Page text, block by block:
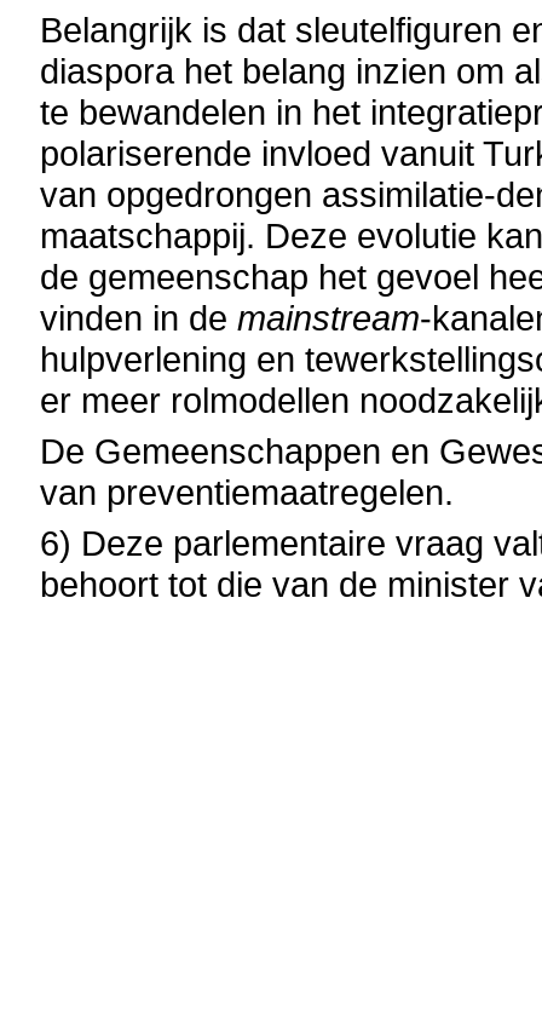
Belangrijk is dat sleutelfiguren
diaspora het belang inzien om
te bewandelen in het
polariserende invloed vanuit
van opgedrongen assimilatie-
maatschappij. Deze evolutie
de gemeenschap het gevoel
vinden in demainstream-
hulpverlening en
er meer rolmodellen
De Gemeenschappen en
van preventiemaatregelen.
6) Deze parlementaire vraag
behoort tot die van de minister